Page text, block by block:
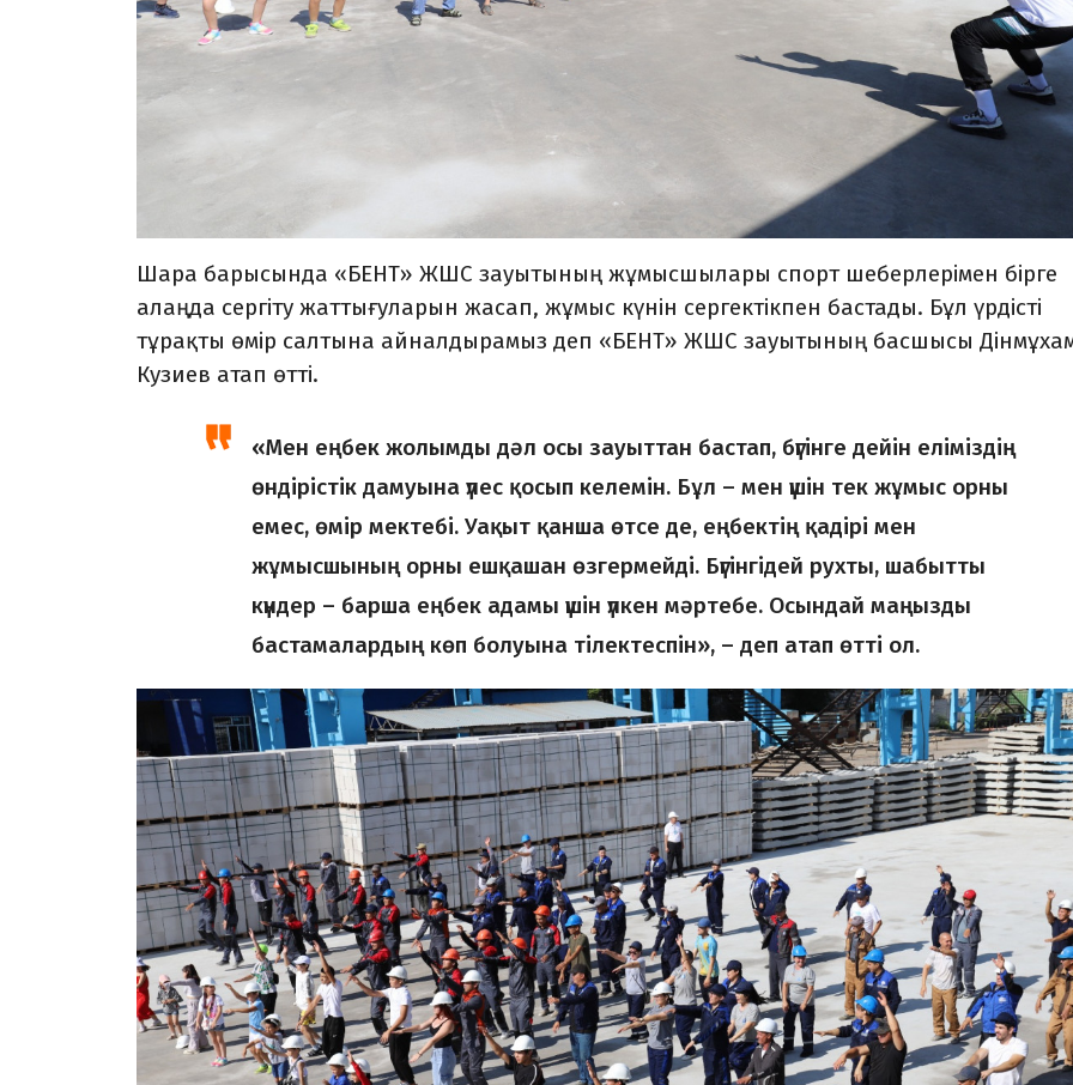
Шара барысында «БЕНТ» ЖШС зауытының жұмысшылары спорт шеберлерімен бірге
алаңда сергіту жаттығуларын жасап, жұмыс күнін сергектікпен бастады. Бұл үрдісті
тұрақты өмір салтына айналдырамыз деп «БЕНТ» ЖШС зауытының басшысы
Кузиев атап өтті.
«Мен еңбек жолымды дәл осы зауыттан бастап, бүгінге дейін еліміздің
өндірістік дамуына үлес қосып келемін. Бұл – мен үшін тек жұмыс орны
емес, өмір мектебі. Уақыт қанша өтсе де, еңбектің қадірі мен
жұмысшының орны ешқашан өзгермейді. Бүгінгідей рухты, шабытты
күндер – барша еңбек адамы үшін үлкен мәртебе. Осындай маңызды
бастамалардың көп болуына тілектеспін», – деп атап өтті ол.